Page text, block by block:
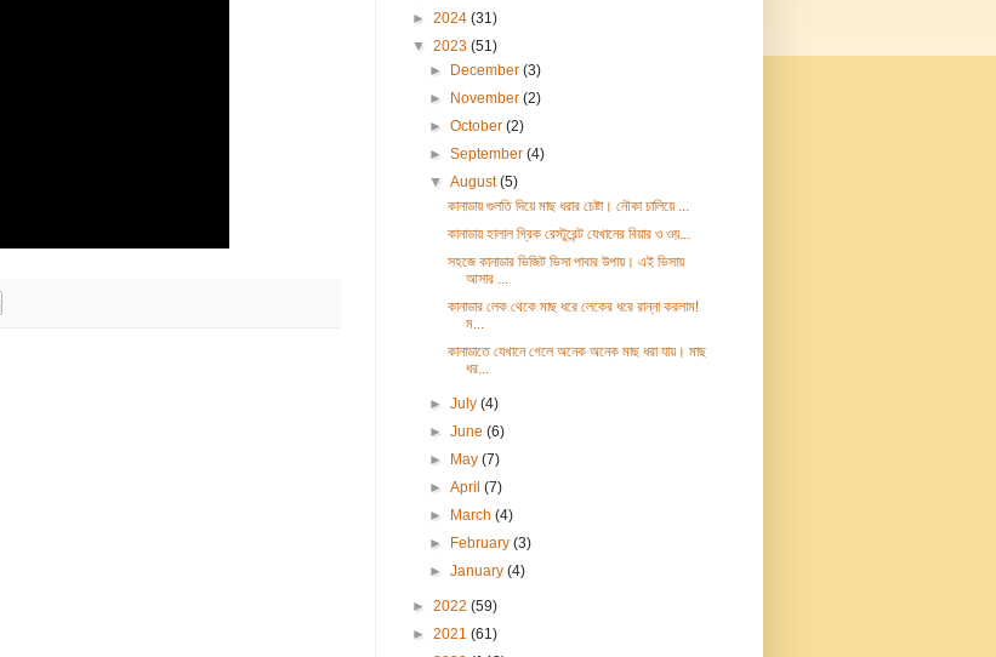
► 2024 (31)
▼ 2023 (51)
►
December(3)
►
November(2)
►October(2)
►September(4)
▼August(5)
কানাডায় গুলতি দিয়ে মাছ ধরার চেষ্টা। নৌকা চালিয়ে ...
কানাডায় হালাল গ্রিক রেস্টুরেন্ট যেখানের বিয়ার ও ওয়...
সহজে কানাডার ভিজিট ভিসা পাবার উপায়। এই ভিসায়
আসার ...
কানাডার লেক থেকে মাছ ধরে লেকের ধরে রান্না করলাম!
ম...
কানাডাতে যেখানে গেলে অনেক অনেক মাছ ধরা যায়। মাছ
ধর...
►July(4)
►June(6)
►
May(7)
►April(7)
►
March(4)
►
February(3)
►January(4)
► 2022 (59)
► 2021 (61)